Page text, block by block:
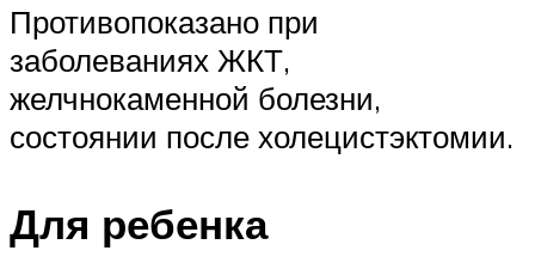
Противопоказано при
заболеваниях ЖКТ,
желчнокаменной болезни,
состоянии после холецистэктомии.
Для ребенка